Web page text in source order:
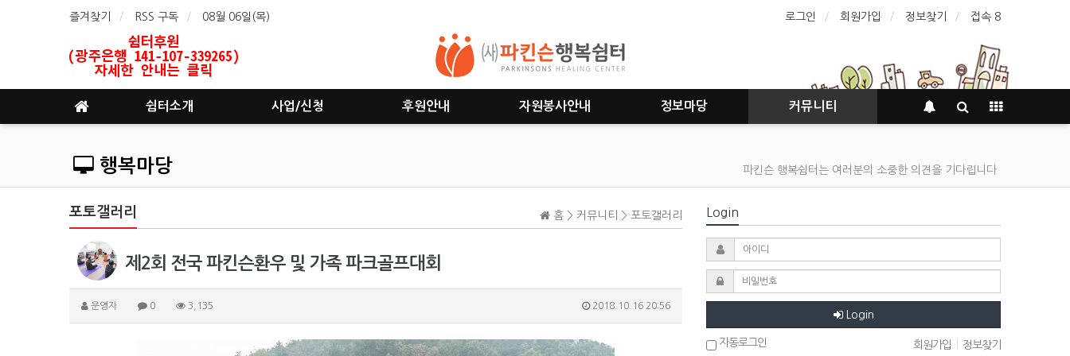
즐겨찾기 RSS 구독 08월 06일(목) 로그인 회원가입 정보찾기 접속 8
쉼터소개 사업/신청 후원안내 자원봉사안내 정보마당 커뮤니티
행복마당 파킨슨 행복쉼터는 여러분의 소중한 의견을 기다립니다
홈 > 커뮤니티 > 포토갤러리
포토갤러리
제2회 전국 파킨슨환우 및 가족 파크골프대회
운영자 0 3,135 2018.10.16 20:56
Login
Login
자동로그인 회원가입 정보찾기